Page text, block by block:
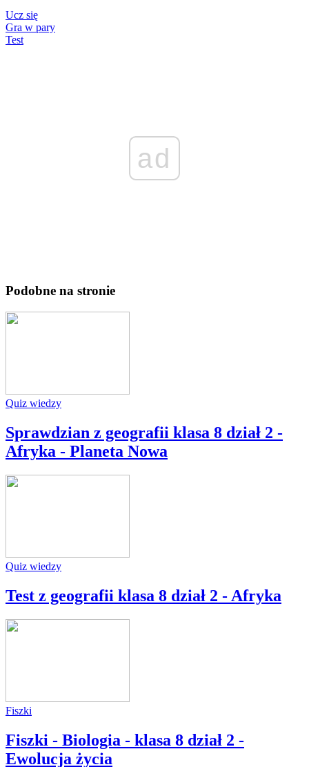
Ucz się
Gra w pary
Test
ad
Podobne na stronie
Quiz wiedzy
Sprawdzian z geografii klasa 8 dział 2 -
Afryka - Planeta Nowa
Quiz wiedzy
Test z geografii klasa 8 dział 2 - Afryka
Fiszki
Fiszki - Biologia - klasa 8 dział 2 -
Ewolucja życia